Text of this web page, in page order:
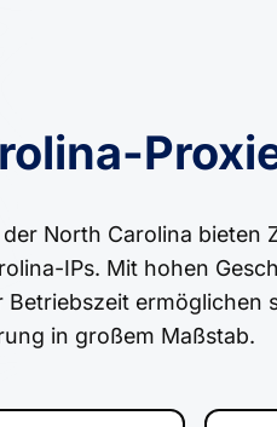
North Carolina bieten
IPs. Mit hohen
ermöglichen
in großem Maßstab.